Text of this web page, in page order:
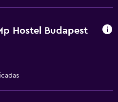
Hostel Budapest